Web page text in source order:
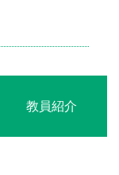
教員紹介